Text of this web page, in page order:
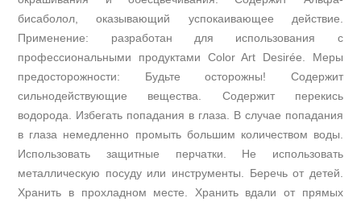
бисаболол, оказывающий успокаивающее действие.
Применение: разработан для использования с
профессиональными продуктами Color Art Desirée. Меры
предосторожности: Будьте осторожны! Содержит
сильнодействующие вещества. Содержит перекись
водорода. Избегать попадания в глаза. В случае попадания
в глаза немедленно промыть большим количеством воды.
Использовать защитные перчатки. Не использовать
металлическую посуду или инструменты. Беречь от детей.
Хранить в прохладном месте. Хранить вдали от прямых